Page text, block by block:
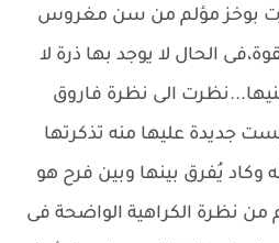
بوخز مؤلم من سن مغروس
الحال لا يوجد بها ذرة لا
الى نظرة فاروق
جديدة عليها منه تذكرتها
وكاد يُفرق بينها وبين فرح هو
من نظرة الكراهية الواضحة فى